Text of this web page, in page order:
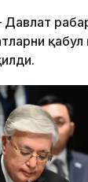
Давлат